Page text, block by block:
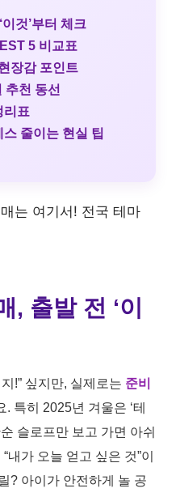
것’부터 체크
5 비교표
장감 포인트
추천 동선
리표
스 줄이는 현실 팁
, 출발 전 ‘이
!” 싶지만, 실제로는 준비
. 특히 2025년 겨울은 ‘테
슬로프만 보고 가면 아쉬
가 오늘 얻고 싶은 것”이
? 아이가 안전하게 놀 공